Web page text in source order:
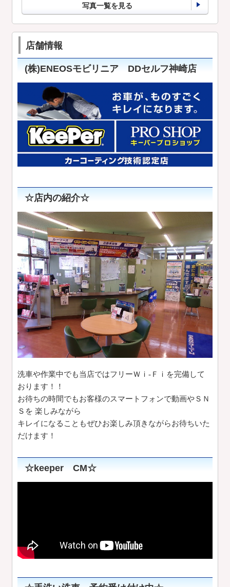
写真一覧を見る
店舗情報
(株)ENEOSモビリニア DDセルフ神崎店
☆店内の紹介☆
洗車や作業中でも当店ではフリーＷｉ-Ｆｉを完備して
おります！！
お待ちの時間でもお客様のスマートフォンで動画やＳＮ
Ｓを 楽しみながら
キレイになることもぜひお楽しみ頂きながらお待ちいた
だけます！
☆keeper CM☆